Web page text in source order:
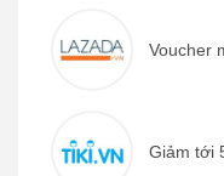
Voucher
Giảm tới